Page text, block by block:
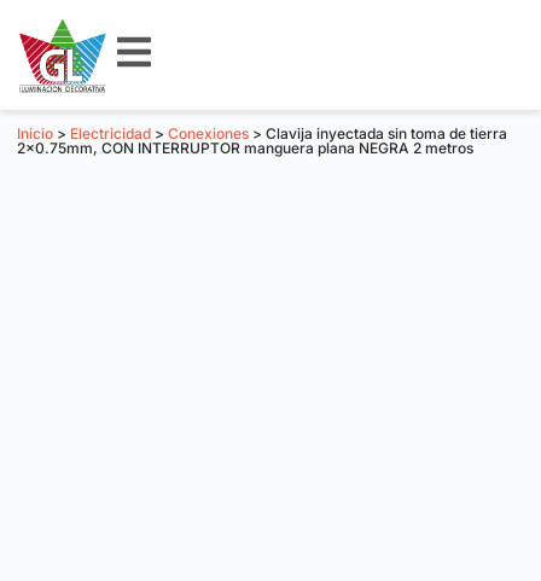
Inicio > Electricidad > Conexiones > Clavija inyectada sin toma de tierra
2×0.75mm, CON INTERRUPTOR manguera plana NEGRA 2 metros